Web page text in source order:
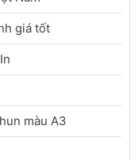
giá tốt
màu A3